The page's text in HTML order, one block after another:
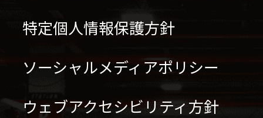
特定個人情報保護方針
ソーシャルメディアポリシー
ウェブアクセシビリティ方針